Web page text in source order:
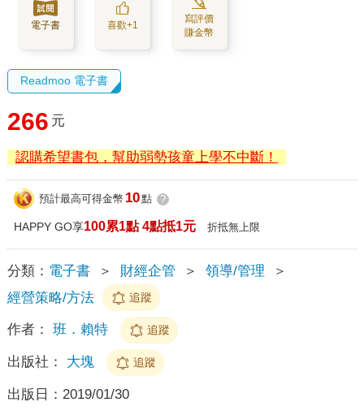
電子書 喜歡+1
寫評價
賺金幣
Readmoo 電子書
266 元
認購希望書包，幫助弱勢孩童上學不中斷！
預計最高可得金幣 10點 ?
HAPPY GO享100累1點 4點抵1元 折抵無上限
分類： 電子書 ＞ 財經企管 ＞ 領導/管理
＞
經營策略/方法
追蹤
作者： 班．賴特 追蹤
出版社： 大塊 追蹤
出版日： 2019/01/30